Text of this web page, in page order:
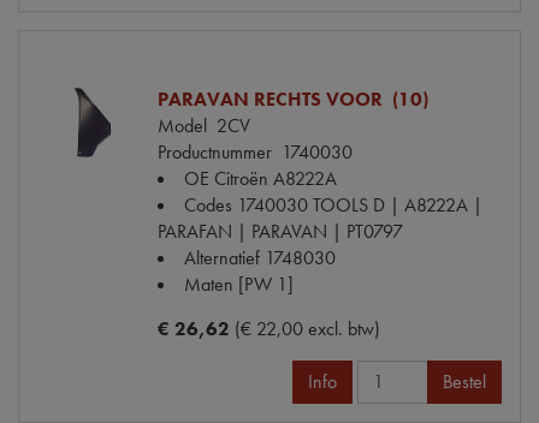
PARAVAN RECHTS VOOR (10)
Model 2CV
Productnummer 1740030
OE Citroën A8222A
Codes 1740030 TOOLS D | A8222A |
PARAFAN | PARAVAN | PT0797
Alternatief 1748030
Maten [PW 1]
€ 26,62 (€ 22,00 excl. btw)
Info Bestel